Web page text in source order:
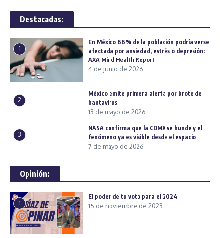
Destacadas:
1
En México 66% de la población podría verse
afectada por ansiedad, estrés o depresión:
AXA Mind Health Report
4 de junio de 2026
2
México emite primera alerta por brote de
hantavirus
13 de mayo de 2026
3
NASA confirma que la CDMX se hunde y el
fenómeno ya es visible desde el espacio
7 de mayo de 2026
Opinión:
1
El poder de tu voto para el 2024
15 de noviembre de 2023